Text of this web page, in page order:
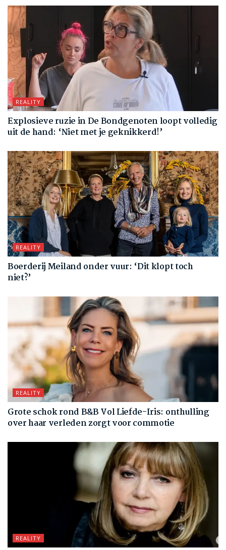
REALITY
Explosieve ruzie in De Bondgenoten loopt volledig
uit de hand: ‘Niet met je geknikkerd!’
REALITY
Boerderij Meiland onder vuur: ‘Dit klopt toch
niet?’
REALITY
Grote schok rond B&B Vol Liefde-Iris: onthulling
over haar verleden zorgt voor commotie
REALITY